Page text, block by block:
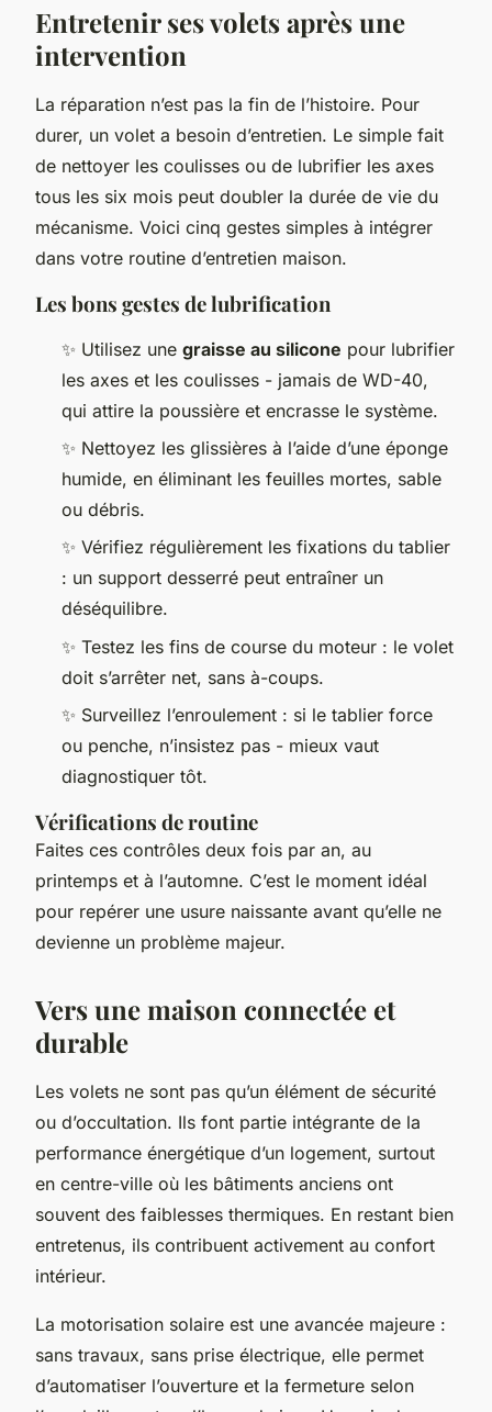
Entretenir ses volets après une
intervention
La réparation n’est pas la fin de l’histoire. Pour
durer, un volet a besoin d’entretien. Le simple fait
de nettoyer les coulisses ou de lubrifier les axes
tous les six mois peut doubler la durée de vie du
mécanisme. Voici cinq gestes simples à intégrer
dans votre routine d’entretien maison.
Les bons gestes de lubrification
✨ Utilisez une graisse au silicone pour lubrifier
les axes et les coulisses - jamais de WD-40,
qui attire la poussière et encrasse le système.
✨ Nettoyez les glissières à l’aide d’une éponge
humide, en éliminant les feuilles mortes, sable
ou débris.
✨ Vérifiez régulièrement les fixations du tablier
: un support desserré peut entraîner un
déséquilibre.
✨ Testez les fins de course du moteur : le volet
doit s’arrêter net, sans à-coups.
✨ Surveillez l’enroulement : si le tablier force
ou penche, n’insistez pas - mieux vaut
diagnostiquer tôt.
Vérifications de routine
Faites ces contrôles deux fois par an, au
printemps et à l’automne. C’est le moment idéal
pour repérer une usure naissante avant qu’elle ne
devienne un problème majeur.
Vers une maison connectée et
durable
Les volets ne sont pas qu’un élément de sécurité
ou d’occultation. Ils font partie intégrante de la
performance énergétique d’un logement, surtout
en centre-ville où les bâtiments anciens ont
souvent des faiblesses thermiques. En restant bien
entretenus, ils contribuent activement au confort
intérieur.
La motorisation solaire est une avancée majeure :
sans travaux, sans prise électrique, elle permet
d’automatiser l’ouverture et la fermeture selon